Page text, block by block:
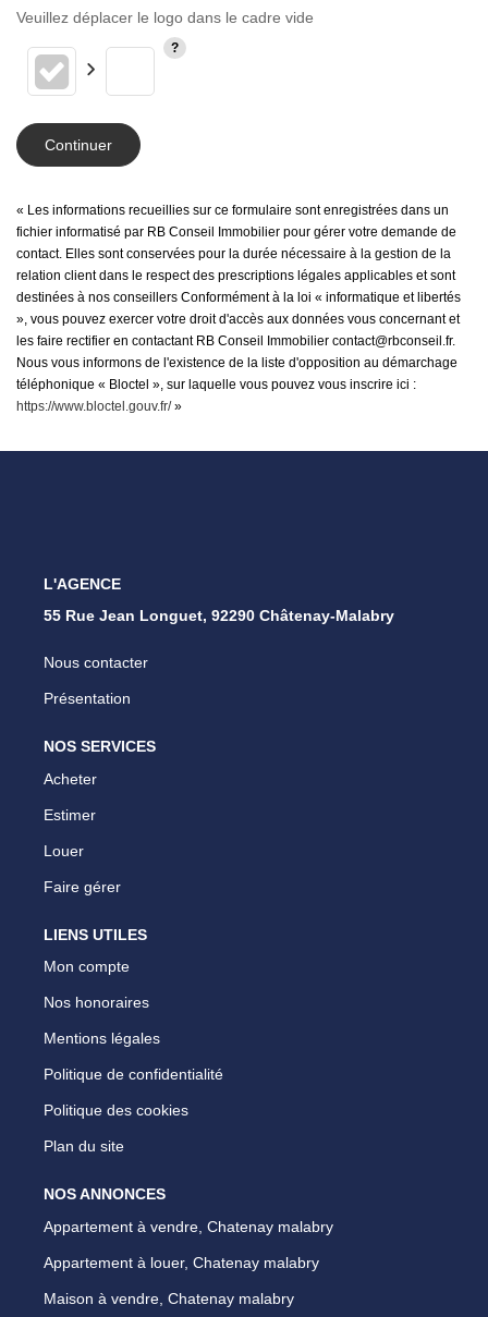
Veuillez déplacer le logo dans le cadre vide
Continuer
« Les informations recueillies sur ce formulaire sont enregistrées dans un
fichier informatisé par RB Conseil Immobilier pour gérer votre demande de
contact. Elles sont conservées pour la durée nécessaire à la gestion de la
relation client dans le respect des prescriptions légales applicables et sont
destinées à nos conseillers Conformément à la loi « informatique et libertés
», vous pouvez exercer votre droit d'accès aux données vous concernant et
les faire rectifier en contactant RB Conseil Immobilier contact@rbconseil.fr.
Nous vous informons de l'existence de la liste d'opposition au démarchage
téléphonique « Bloctel », sur laquelle vous pouvez vous inscrire ici :
https://www.bloctel.gouv.fr/»
L'AGENCE
55 Rue Jean Longuet, 92290 Châtenay-Malabry
Nous contacter
Présentation
NOS SERVICES
Acheter
Estimer
Louer
Faire gérer
LIENS UTILES
Mon compte
Nos honoraires
Mentions légales
Politique de confidentialité
Politique des cookies
Plan du site
NOS ANNONCES
Appartement à vendre, Chatenay malabry
Appartement à louer, Chatenay malabry
Maison à vendre, Chatenay malabry